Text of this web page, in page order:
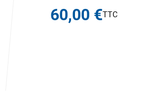
60,00 €